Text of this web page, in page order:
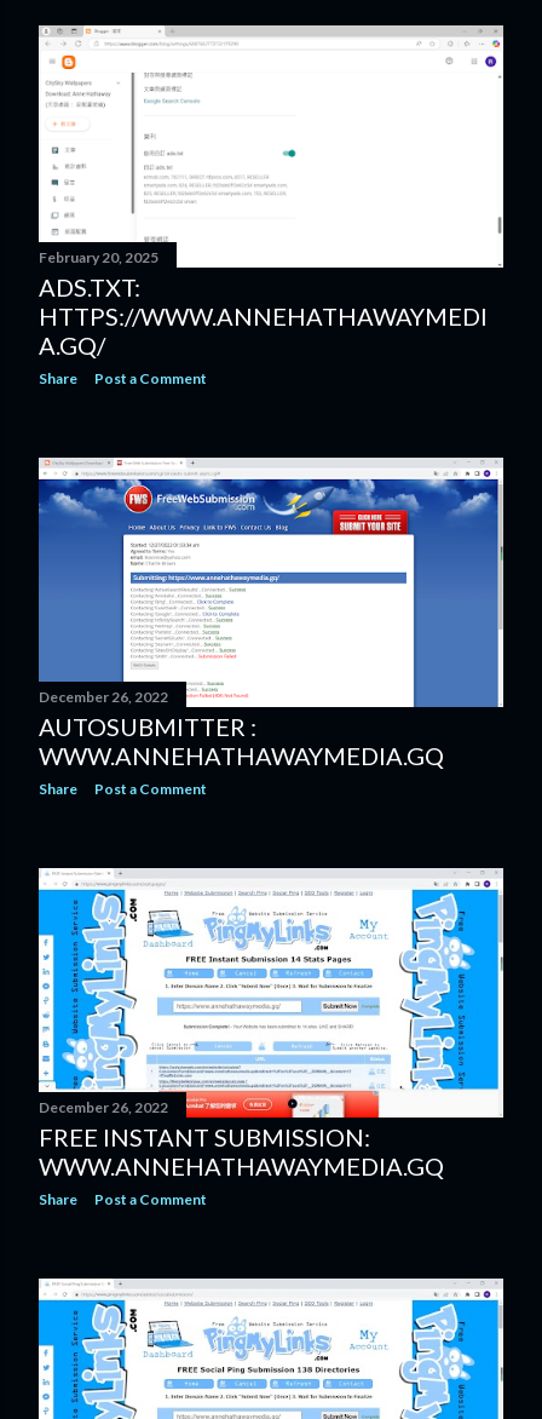
February 20, 2025
ADS.TXT:
HTTPS://WWW.ANNEHATHAWAYMEDI
A.GQ/
Share Post a Comment
December 26, 2022
AUTOSUBMITTER :
WWW.ANNEHATHAWAYMEDIA.GQ
Share Post a Comment
December 26, 2022
FREE INSTANT SUBMISSION:
WWW.ANNEHATHAWAYMEDIA.GQ
Share Post a Comment